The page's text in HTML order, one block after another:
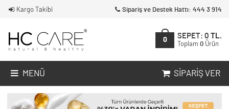
Kargo Takibi Sipariş ve Destek Hattı: 444 3 914
0
SEPET: 0 TL.
Toplam 0 Ürün
MENÜ SIPARIŞ VER